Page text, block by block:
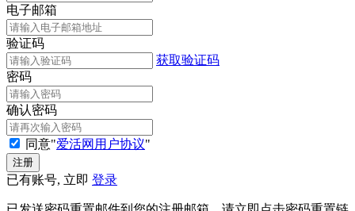
电子邮箱
验证码
获取验证码
密码
确认密码
同意"爱活网用户协议"
已有账号, 立即 登录